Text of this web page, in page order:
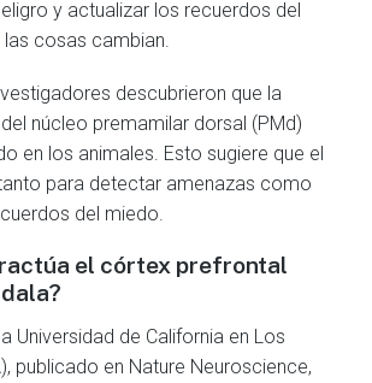
y actualizar los recuerdos del
cosas cambian.
descubrieron que la
núcleo premamilar dorsal (PMd)
en los animales. Esto sugiere que el
para detectar amenazas como
del miedo.
el córtex prefrontal
Universidad de California en Los
publicado en Nature Neuroscience,